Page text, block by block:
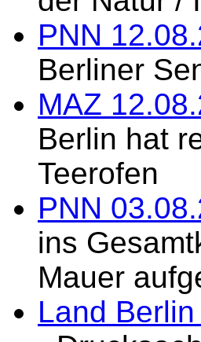
PNN
Berliner
MAZ
Berlin hat
Teerofen
PNN
ins
Mauer
Land